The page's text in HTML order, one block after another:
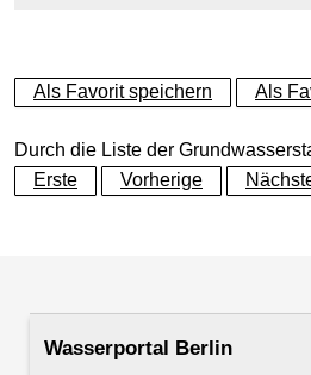
Ausprägung
Grundwasserleiter
Rohroberkante
(m ü. NHN)
Als Favorit speichern Als
Durch die Liste der
Erste
Vorherige
Wasserportal Berlin